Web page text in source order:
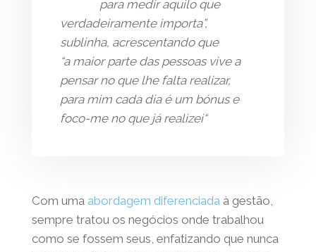
“A vida deu-me uma
régua para medir aquilo
que verdadeiramente importa”,
sublinha, acrescentando que
“a maior parte das pessoas vive a